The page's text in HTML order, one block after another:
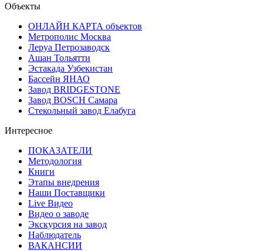
Объекты
ОНЛАЙН КАРТА объектов
Метрополис Москва
Леруа Петрозаводск
Ашан Тольятти
Эстакада Узбекистан
Бассейн ЯНАО
Завод BRIDGESTONE
Завод BOSCH Самара
Стекольный завод Елабуга
Интересное
ПОКАЗАТЕЛИ
Методология
Книги
Этапы внедрения
Наши Поставщики
Live Видео
Видео о заводе
Экскурсия на завод
Наблюдатель
ВАКАНСИИ